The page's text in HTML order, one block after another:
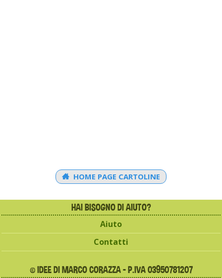
HOME PAGE CARTOLINE
HAI BISOGNO DI AIUTO?
Aiuto
Contatti
© IDEE DI MARCO CORAZZA - P.IVA 03950781207